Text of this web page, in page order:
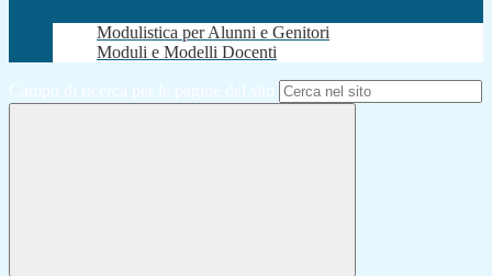
Modulistica per Alunni e Genitori
Moduli e Modelli Docenti
Campo di ricerca per le pagine del sito